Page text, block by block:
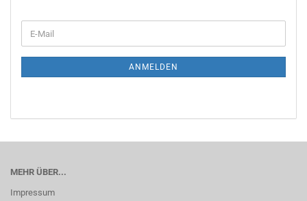
E-
Mail
ANMELDEN
MEHR ÜBER...
Impressum